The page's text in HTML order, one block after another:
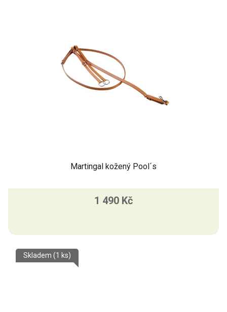
Martingal kožený Pool´s
1 490 Kč
Skladem (1 ks)